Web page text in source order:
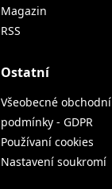
Magazin
RSS
Ostatní
Všeobecné obchodní
podmínky - GDPR
Používaní cookies
Nastavení soukromí